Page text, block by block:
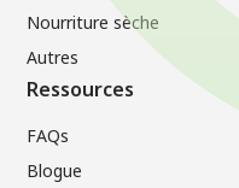
Nourriture sèche
Autres
Ressources
FAQs
Blogue